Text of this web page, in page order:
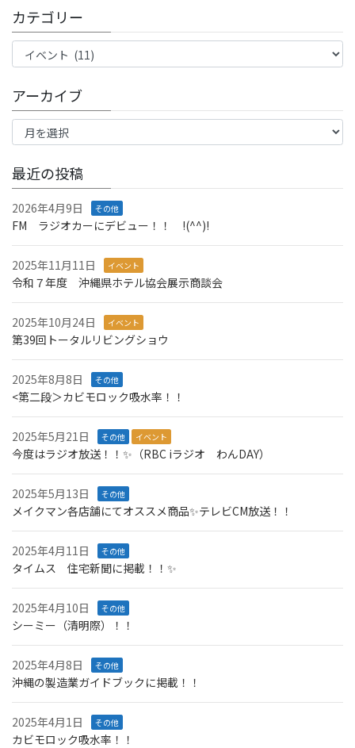
ナ
ビ
ゲ
ー
シ
ョ
ン
カテゴリー
テ
リ
ー
アーカイブ
ア
イ
ブ
最近の投稿
2026年4月9日 その他
FM ラジオカーにデビュー！！ !(^^)!
2025年11月11日 イベント
令和７年度 沖縄県ホテル協会展示商談会
2025年10月24日 イベント
第39回トータルリビングショウ
2025年8月8日 その他
<第二段＞カビモロック吸水率！！
2025年5月21日 その他 イベント
今度はラジオ放送！！✨（RBC iラジオ わんDAY）
2025年5月13日 その他
メイクマン各店舗にてオススメ商品✨テレビCM放送！！
2025年4月11日 その他
タイムス 住宅新聞に掲載！！✨
2025年4月10日 その他
シーミー（清明際）！！
2025年4月8日 その他
沖縄の製造業ガイドブックに掲載！！
2025年4月1日 その他
カビモロック吸水率！！